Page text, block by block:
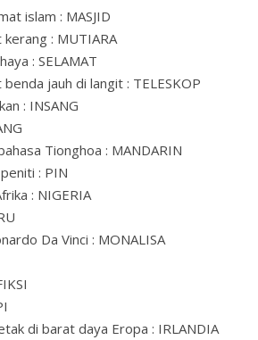
islam : MASJID
: MUTIARA
: SELAMAT
jauh di langit : TELESKOP
: INSANG
Tionghoa : MANDARIN
: PIN
: NIGERIA
Da Vinci : MONALISA
di barat daya Eropa : IRLANDIA